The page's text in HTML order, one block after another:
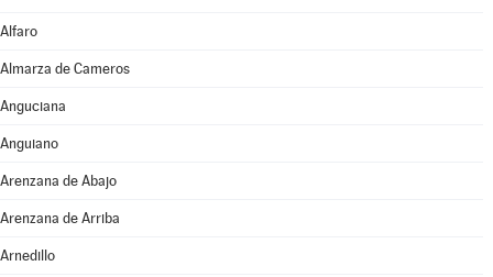
Alfaro
Almarza de Cameros
Anguciana
Anguiano
Arenzana de Abajo
Arenzana de Arriba
Arnedillo